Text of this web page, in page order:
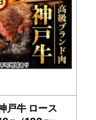
戸牛 ロース